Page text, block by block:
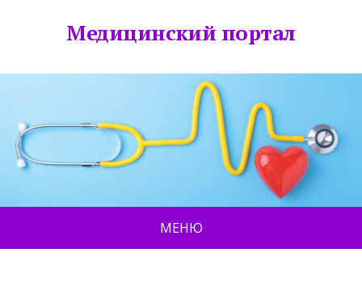
Медицинский портал
МЕНЮ